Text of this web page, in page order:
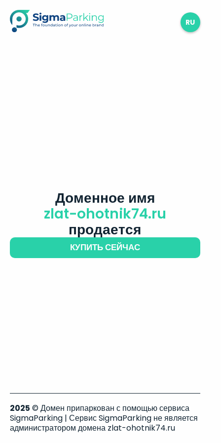
RU
Доменное имя
zlat-ohotnik74.ru
продается
КУПИТЬ СЕЙЧАС
2025 © Домен припаркован с помощью сервиса
SigmaParking | Сервис SigmaParking не является
администратором домена zlat-ohotnik74.ru